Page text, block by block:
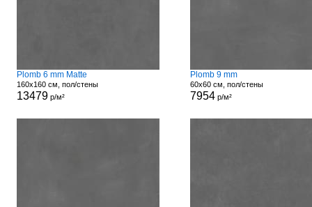
Plomb 6 mm Matte
160x160 см, пол/стены
13479р/м²
Plomb 9 mm
60x60 см, пол/стены
7954р/м²